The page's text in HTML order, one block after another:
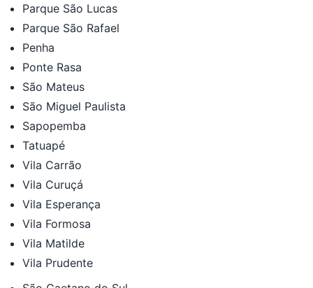
Parque São Lucas
Parque São Rafael
Penha
Ponte Rasa
São Mateus
São Miguel Paulista
Sapopemba
Tatuapé
Vila Carrão
Vila Curuçá
Vila Esperança
Vila Formosa
Vila Matilde
Vila Prudente